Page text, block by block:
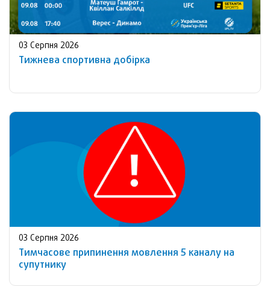
03 Серпня 2026
Тижнева спортивна добірка
03 Серпня 2026
Тимчасове припинення мовлення 5 каналу на
супутнику